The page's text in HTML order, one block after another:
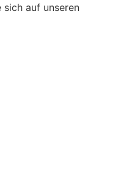
sich auf unseren